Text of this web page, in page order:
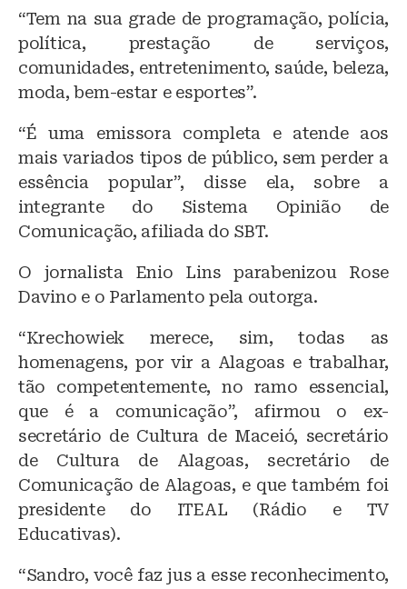
“Tem na sua grade de programação, polícia,
política, prestação de serviços,
comunidades, entretenimento, saúde, beleza,
moda, bem-estar e esportes”.
“É uma emissora completa e atende aos
mais variados tipos de público, sem perder a
essência popular”, disse ela, sobre a
integrante do Sistema Opinião de
Comunicação, afiliada do SBT.
O jornalista Enio Lins parabenizou Rose
Davino e o Parlamento pela outorga.
“Krechowiek merece, sim, todas as
homenagens, por vir a Alagoas e trabalhar,
tão competentemente, no ramo essencial,
que é a comunicação”, afirmou o ex-
secretário de Cultura de Maceió, secretário
de Cultura de Alagoas, secretário de
Comunicação de Alagoas, e que também foi
presidente do ITEAL (Rádio e TV
Educativas).
“Sandro, você faz jus a esse reconhecimento,